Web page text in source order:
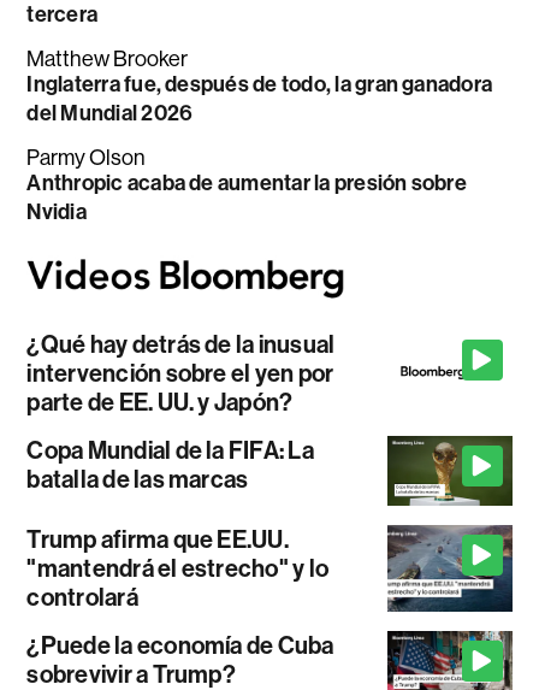
tercera
Matthew Brooker
Inglaterra fue, después de todo, la gran ganadora
del Mundial 2026
Parmy Olson
Anthropic acaba de aumentar la presión sobre
Nvidia
¿Qué hay detrás de la inusual
intervención sobre el yen por
parte de EE. UU. y Japón?
Copa Mundial de la FIFA: La
batalla de las marcas
Trump afirma que EE.UU.
"mantendrá el estrecho" y lo
controlará
¿Puede la economía de Cuba
sobrevivir a Trump?